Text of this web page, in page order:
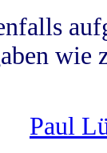
wie
Paul